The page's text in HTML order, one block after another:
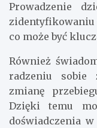
Prowadzenie
zidentyfikowaniu
co może być
Również
radzeniu sobie
zmianę
Dzięki temu
doświadczenia